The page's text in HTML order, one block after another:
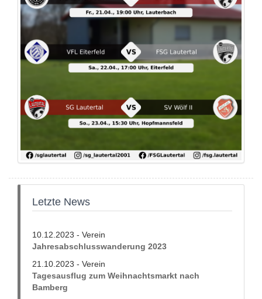
Letzte News
10.12.2023 - Verein
Jahresabschlusswanderung 2023
21.10.2023 - Verein
Tagesausflug zum Weihnachtsmarkt nach
Bamberg